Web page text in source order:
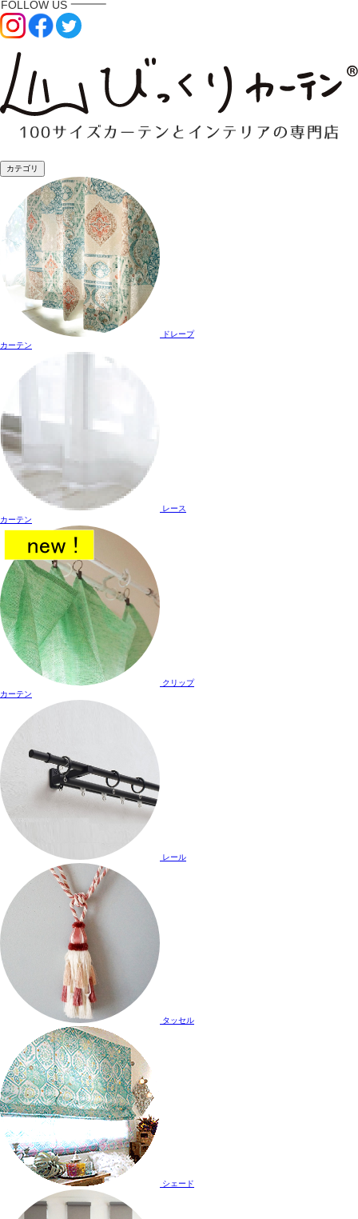
カテゴリ
ドレープ
カーテン
レース
カーテン
クリップ
カーテン
レール
タッセル
シェード